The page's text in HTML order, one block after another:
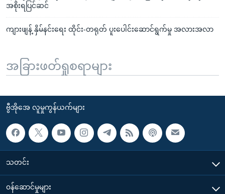
အစိုးရပြင်ဆင်
ကျားဖျန့် နှိမ်နင်းရေး ထိုင်း-တရုတ် ပူးပေါင်းဆောင်ရွက်မှု အလားအလာ
အခြားဖတ်ရှုစရာများ
ဗွီအိုအေ လူမှုကွန်ယက်များ
သတင်း
၀န်ဆောင်မှုများ